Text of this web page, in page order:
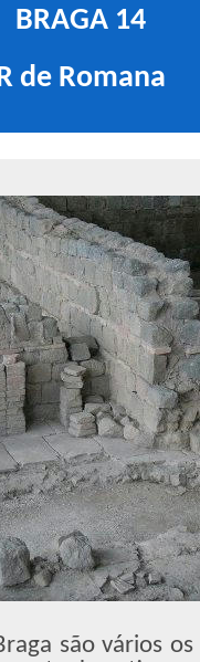
BRAGA 14
de Romana
são vários